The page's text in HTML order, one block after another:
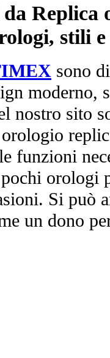
Replica
stili
sono
moderno,
nostro sito
funzioni
orologi
Si può
un dono